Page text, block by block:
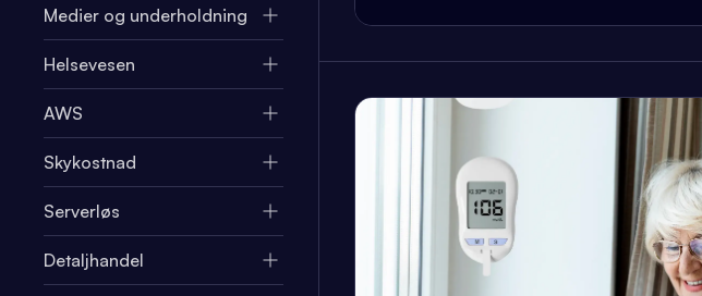
Medier og underholdning
Helsevesen
AWS
Skykostnad
Serverløs
Detaljhandel